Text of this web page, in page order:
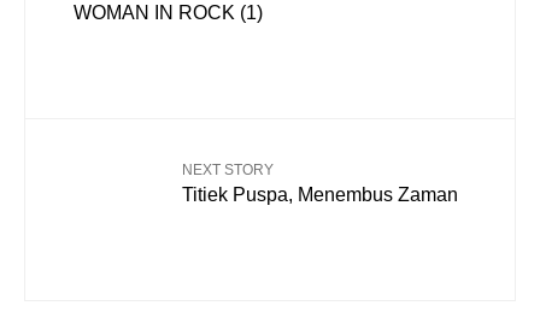
WOMAN IN ROCK (1)
NEXT STORY
Titiek Puspa, Menembus Zaman